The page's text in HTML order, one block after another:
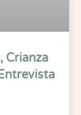
Crianza